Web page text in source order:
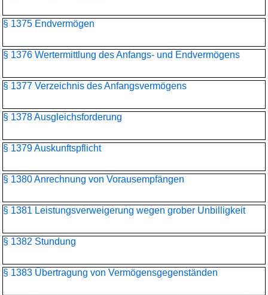
§ 1375 Endvermögen
§ 1376 Wertermittlung des Anfangs- und Endvermögens
§ 1377 Verzeichnis des Anfangsvermögens
§ 1378 Ausgleichsforderung
§ 1379 Auskunftspflicht
§ 1380 Anrechnung von Vorausempfängen
§ 1381 Leistungsverweigerung wegen grober Unbilligkeit
§ 1382 Stundung
§ 1383 Übertragung von Vermögensgegenständen